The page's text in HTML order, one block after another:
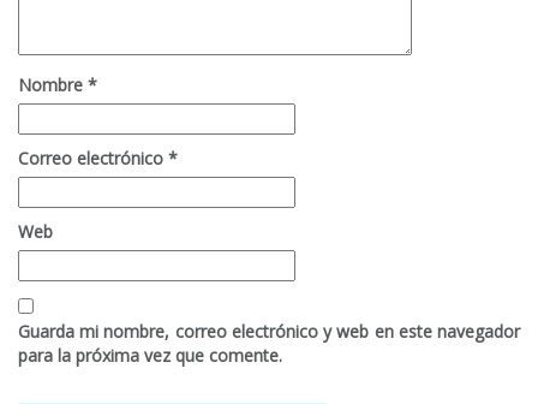
Nombre *
Correo electrónico *
Web
Guarda mi nombre, correo electrónico y web en este navegador
para la próxima vez que comente.